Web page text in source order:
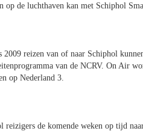
op de luchthaven kan met Schiphol
2009 reizen van of naar Schiphol
van de NCRV. On Air
op Nederland 3.
reizigers de komende weken op tijd